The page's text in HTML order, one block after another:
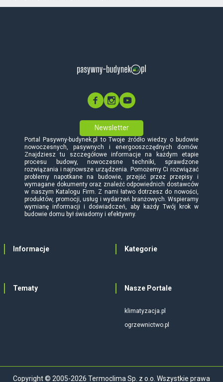
Newsletter
Portal Pasywny-budynek.pl to Twoje źródło wiedzy o budowie
nowoczesnych, pasywnych i energooszczędnych domów.
Znajdziesz tu szczegółowe informacje na każdym etapie
procesu budowy, nowoczesne techniki, sprawdzone
rozwiązania i najnowsze urządzenia. Pomożemy Ci rozwiązać
problemy napotkane na budowie, przejść przez przepisy i
wymagane dokumenty oraz znaleźć odpowiednich dostawców
w naszym Katalogu Firm. Z nami łatwo dotrzesz do nowości,
produktów, promocji, usług i wydarzeń branżowych. Wspieramy
wymianę informacji i doświadczeń, aby każdy Twój krok w
budowie domu był świadomy i efektywny.
Informacje Kategorie
Tematy Nasze Portale
klimatyzacja.pl
ogrzewnictwo.pl
Copyright © 2005-2026 Termoclima Sp. z o.o. Wszystkie prawa